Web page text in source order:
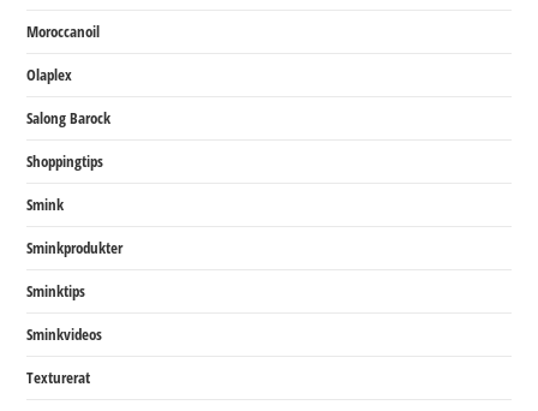
Moroccanoil
Olaplex
Salong Barock
Shoppingtips
Smink
Sminkprodukter
Sminktips
Sminkvideos
Texturerat